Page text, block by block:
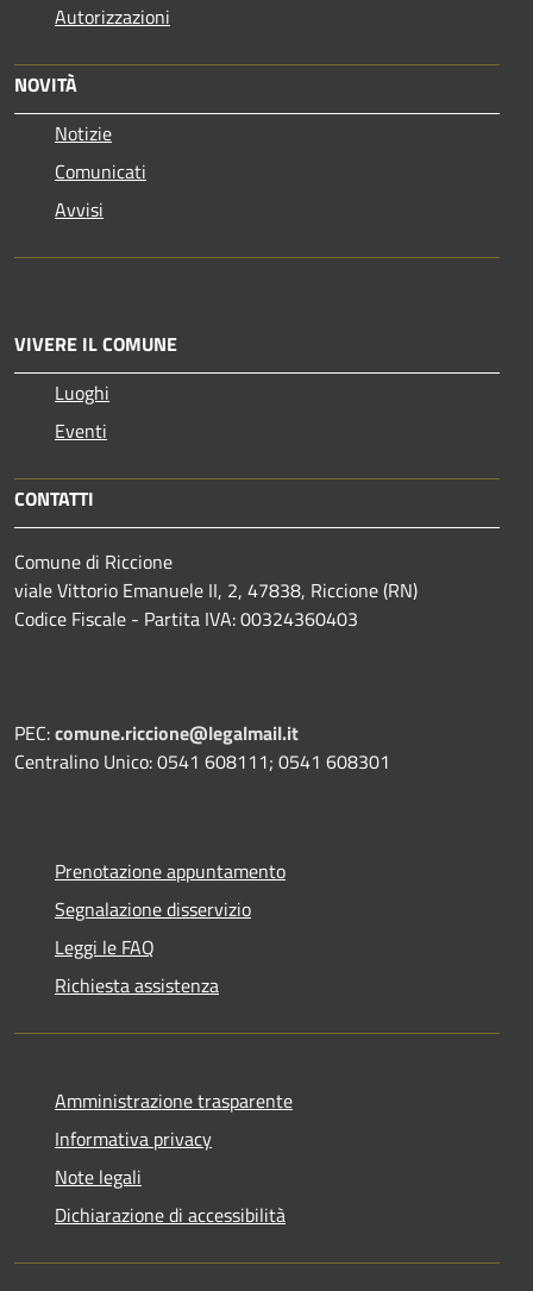
Autorizzazioni
NOVITÀ
Notizie
Comunicati
Avvisi
VIVERE IL COMUNE
Luoghi
Eventi
CONTATTI
Comune di Riccione
viale Vittorio Emanuele II, 2, 47838, Riccione (RN)
Codice Fiscale - Partita IVA: 00324360403
PEC:comune.riccione@legalmail.it
Centralino Unico: 0541 608111; 0541 608301
Prenotazione appuntamento
Segnalazione disservizio
Leggi le FAQ
Richiesta assistenza
Amministrazione trasparente
Informativa privacy
Note legali
Dichiarazione di accessibilità